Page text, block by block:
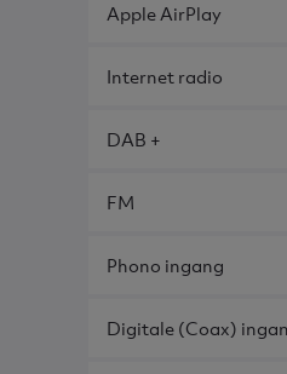
Apple AirPlay
Internet radio
DAB +
FM
Phono ingang
Digitale (Coax)